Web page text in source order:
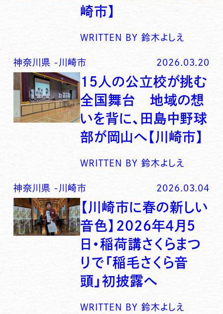
崎市】
WRITTEN BY 鈴木よしえ
神奈川県 - 川崎市 2026.03.20
15人の公立校が挑む
全国舞台 地域の想
いを背に、田島中野球
部が岡山へ【川崎市】
WRITTEN BY 鈴木よしえ
神奈川県 - 川崎市 2026.03.04
【川崎市に春の新しい
音色】2026年4月5
日・稲荷講さくらまつ
りで「稲毛さくら音
頭」初披露へ
WRITTEN BY 鈴木よしえ